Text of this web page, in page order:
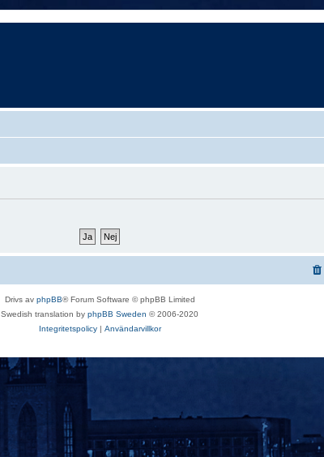
Drivs av phpBB® Forum Software © phpBB Limited
Swedish translation by phpBB Sweden © 2006-2020
Integritetspolicy| Användarvillkor